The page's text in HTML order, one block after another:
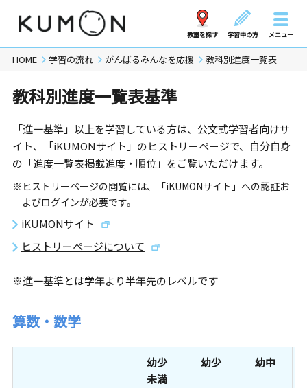
教室を探す 学習中の方 メニュー
HOME 学習の流れ がんばるみんなを応援 教科別進度一覧表
教科別進度一覧表基準
「進一基準」以上を学習している方は、公文式学習者向けサ
イト、「iKUMONサイト」のヒストリーページで、自分自身
の「進度一覧表掲載進度・順位」をご覧いただけます。
※ヒストリーページの閲覧には、「iKUMONサイト」への認証お
よびログインが必要です。
iKUMONサイト
ヒストリーページについて
※進一基準とは学年より半年先のレベルです
算数・数学
幼少
未満
幼少 幼中